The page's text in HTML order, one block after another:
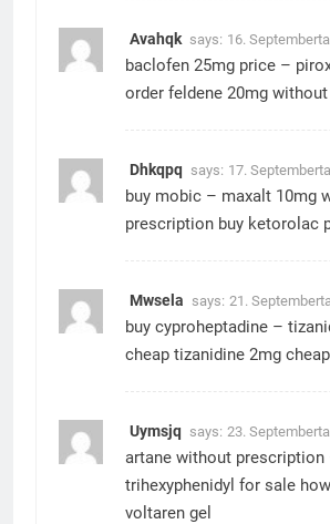
Avahqk says: 16.
baclofen 25mg price –
order feldene 20mg
Dhkqpq says: 17.
buy mobic – maxalt 10mg
prescription buy ketorolac
Mwsela says: 21.
buy cyproheptadine –
cheap tizanidine 2mg cheap
Uymsjq says: 23.
artane without prescription
trihexyphenidyl for sale
voltaren gel